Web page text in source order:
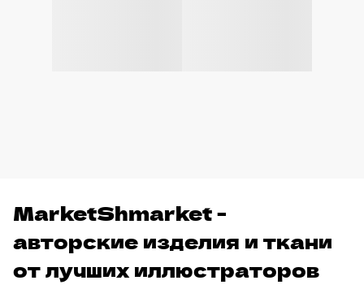
MarketShmarket -
авторские изделия и ткани
от лучших иллюстраторов